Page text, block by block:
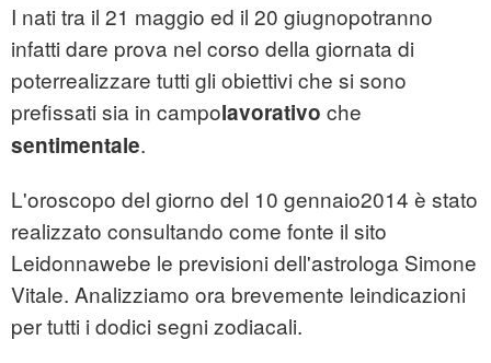
I nati tra il 21 maggio ed il 20 giugnopotranno
infatti dare prova nel corso della giornata di
poterrealizzare tutti gli obiettivi che si sono
prefissati sia in campolavorativo che
sentimentale.
L'oroscopo del giorno del 10 gennaio2014 è stato
realizzato consultando come fonte il sito
Leidonnawebe le previsioni dell'astrologa Simone
Vitale. Analizziamo ora brevemente leindicazioni
per tutti i dodici segni zodiacali.